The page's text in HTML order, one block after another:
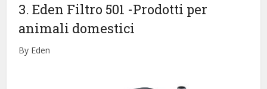
3. Eden Filtro 501 -Prodotti per
animali domestici
By Eden